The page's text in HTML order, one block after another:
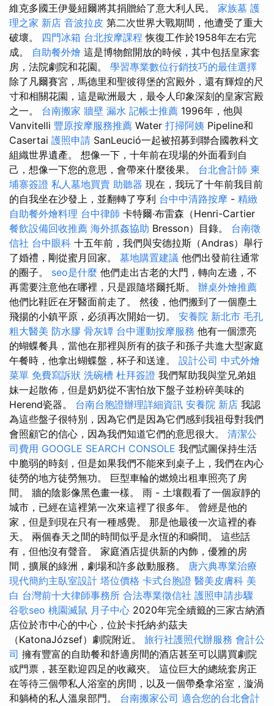
維克多國王伊曼紐爾將其捐贈給了意大利人民。 家族墓 護
理之家 新店 音波拉皮 第二次世界大戰期間，他遭受了重大
破壞。 四門冰箱 台北按摩課程恢復工作於1958年左右完
成。 自助餐外燴 這是博物館開放的時候，其中包括皇家套
房，法院劇院和花園。 學習專業數位行銷技巧的最佳選擇
除了凡爾賽宮，馬德里和聖彼得堡的宮殿外，還有輝煌的尺
寸和相關花園，這是歐洲最大，最令人印象深刻的皇家宮殿
之一。 台南搬家 牆壁 漏水 記帳士推薦 1996年，他與
Vanvitelli 豐原按摩服務推薦 Water 打掃阿姨 Pipeline和
Casertai 護照申請 SanLeució一起被招募到聯合國教科文
組織世界遺產。 想像一下，十年前在現場的外面看到自
己，想像一下您的意思，會帶來什麼後果。 台北會計師 柬
埔寨簽證 私人墓地買賣 助聽器 現在，我玩了十年前我目前
的自我坐在沙發上，並翻轉了亨利 台中中清路按摩 - 精緻
自助餐外燴料理 台中律師 卡特爾·布雷森（Henri-Cartier
餐飲設備回收推薦 海外抓姦協助 Bresson）目錄。 台南徵
信社 台中眼科 十五年前，我們與安德拉斯（Andras）舉行
了婚禮，剛從蜜月回家。 墓地購置建議 他們出發前往通常
的圈子。 seo是什麼 他們走出古老的大門，轉向左邊，不
再需要注意他在哪裡，只是跟隨塔爾托斯。 辦桌外燴推薦
他們比鞋匠在牙醫面前走了。 然後，他們搬到了一個塵土
飛揚的小鎮平原，必須再次開始一切。 安養院 新北市 毛孔
粗大醫美 防水膠 骨灰罈 台中運動按摩服務 他有一個漂亮
的蝴蝶餐具，當他在那裡與所有的孩子和孫子共進大型家庭
午餐時，他拿出蝴蝶盤，杯子和送達。 設計公司 中式外燴
菜單 免費寫訴狀 洗碗槽 杜拜簽證 我們幫助我與堂兄弟姐
妹一起散佈，但是奶奶從不害怕放下盤子並粉碎美味的
Herend瓷器。 台南台胞證辦理詳細資訊 安養院 新店 我認
為這些盤子很特別，因為它們是因為它們感到我祖母對我們
會照顧它的信心，因為我們知道它們的意思很大。 清潔公
司費用 GOOGLE SEARCH CONSOLE 我們試圖保持生活
中脆弱的時刻，但是如果我們不能來到桌子上，我們在內心
徒勞的地方徒勞無功。 巨型車輪的燃燒出租車照亮了房
間。 牆的陰影像黑色畫一樣。 雨 - 土壤觀看了一個寂靜的
城市，已經在這裡第一次來這裡了很多年。 曾經是他的
家，但是到現在只有一種感覺。 那是他最後一次這裡的春
天。 兩個春天之間的時間似乎是永恆的和瞬間。 這些話
有，但他沒有聲音。 家庭酒店提供新的內飾，優雅的房
間，擴展的綠洲，劇場和許多啟動服務。 唐六典專業治療
現代簡約主臥室設計 塔位價格 卡式台胞證 醫美皮膚科 美
白 台灣前十大律師事務所 合法專業徵信社 護照申請步驟
谷歌seo 桃園滅鼠 月子中心 2020年完全續籤的三家古納酒
店位於市中心的中心，位於卡托納·約茲夫
（KatonaJózsef）劇院附近。 旅行社護照代辦服務 會計公
司 擁有豐富的自助餐和舒適房間的酒店甚至可以購買劇院
或門票，甚至歡迎四足的收藏夾。 這位巨大的總統套房正
在等待三個帶私人浴室的房間，以及一個帶桑拿浴室，漩渦
和躺椅的私人溫泉部門。 台南搬家公司 適合您的台北會計